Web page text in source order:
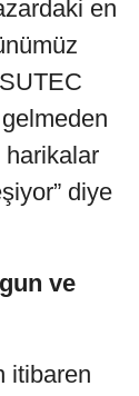
en
harikalar
diye
ve
itibaren